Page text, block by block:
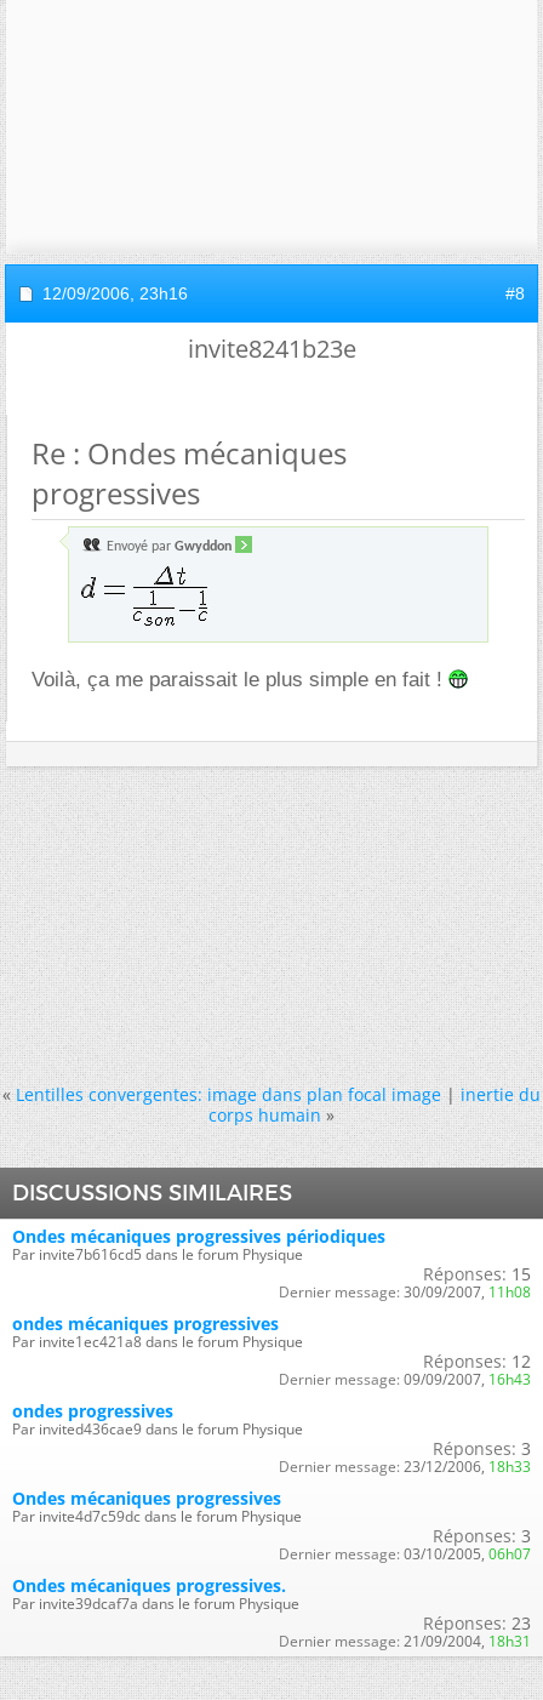
12/09/2006, 23h16 #8
invite8241b23e
Re : Ondes mécaniques
progressives
Envoyé par Gwyddon
Voilà, ça me paraissait le plus simple en fait !
« Lentilles convergentes: image dans plan focal image|inertie du
corps humain »
DISCUSSIONS SIMILAIRES
Ondes mécaniques progressives périodiques
Par invite7b616cd5 dans le forum Physique
Réponses: 15
Dernier message: 30/09/2007, 11h08
ondes mécaniques progressives
Par invite1ec421a8 dans le forum Physique
Réponses: 12
Dernier message: 09/09/2007, 16h43
ondes progressives
Par invited436cae9 dans le forum Physique
Réponses: 3
Dernier message: 23/12/2006, 18h33
Ondes mécaniques progressives
Par invite4d7c59dc dans le forum Physique
Réponses: 3
Dernier message: 03/10/2005, 06h07
Ondes mécaniques progressives.
Par invite39dcaf7a dans le forum Physique
Réponses: 23
Dernier message: 21/09/2004, 18h31